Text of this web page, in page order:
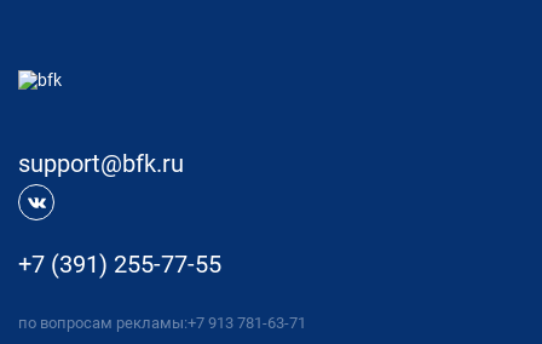
support@bfk.ru
+7 (391) 255-77-55
по вопросам рекламы:+7 913 781-63-71